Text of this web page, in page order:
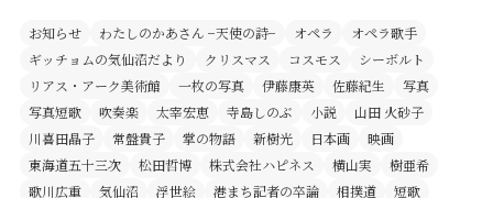
お知らせ わたしのかあさん −天使の詩− オペラ
オペラ歌手
ギッチョムの気仙沼だより
クリスマス コスモス
シーボルト
リアス・アーク美術館
一枚の写真 伊藤康英 佐藤紀生
写真
写真短歌
吹奏楽 太宰宏恵 寺島しのぶ 小説
山田 火砂子
川喜田晶子
常盤貴子 掌の物語 新樹光 日本画
映画
東海道五十三次
松田哲博 株式会社ハピネス 横山実
樹亜希
歌川広重
気仙沼 浮世絵 港まち記者の卒論 相撲道
短歌